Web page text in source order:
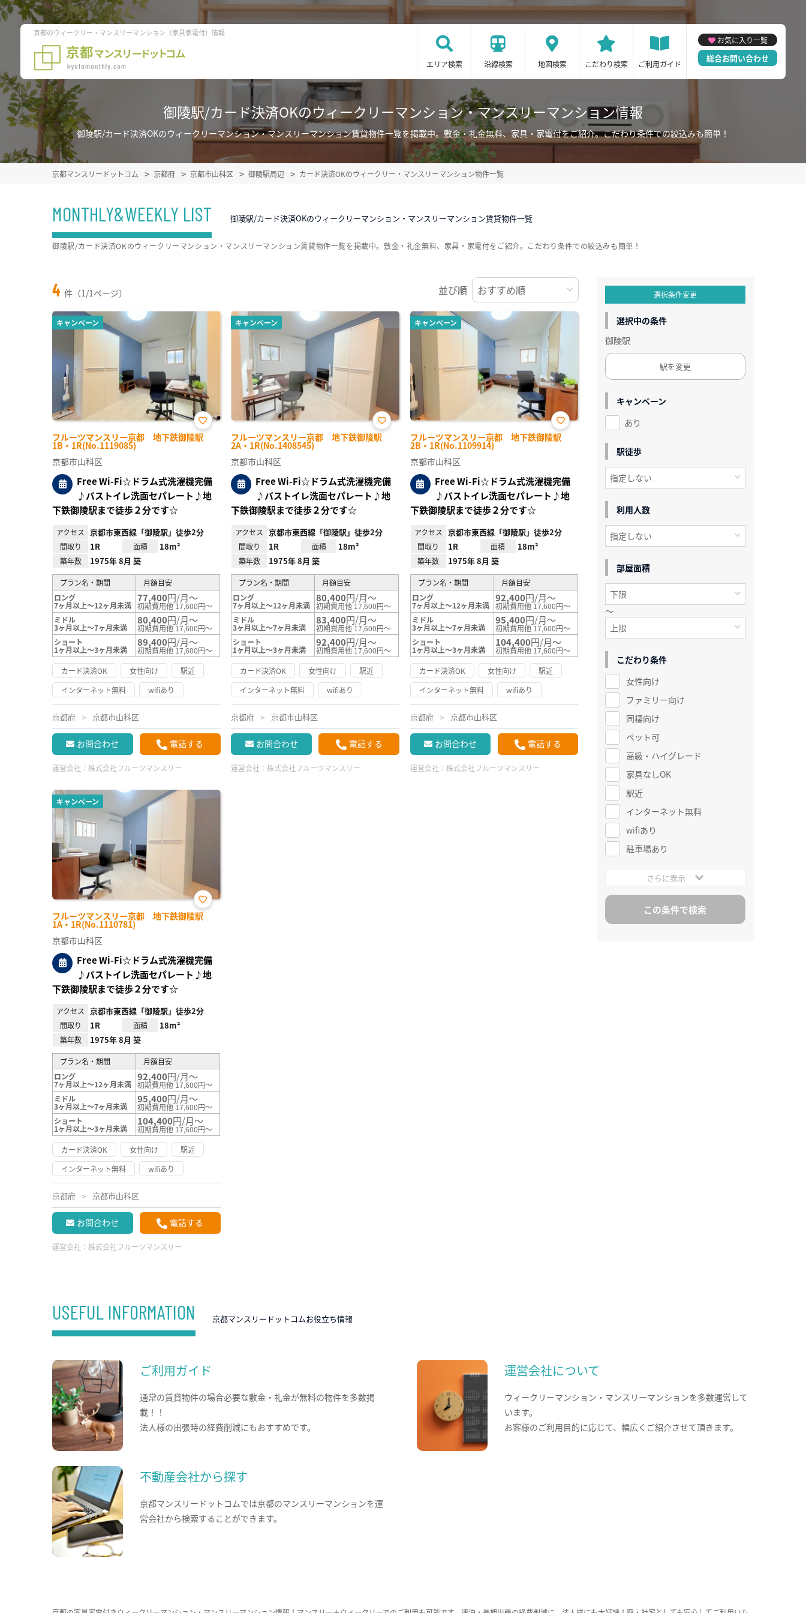
京都のウィークリー・マンスリーマンション（家具家電付）情報
エリア検索 沿線検索 地図検索 こだわり検索 ご利用ガイド
お気に入り一覧
総合お問い合わせ
御陵駅/カード決済OKのウィークリーマンション・マンスリーマンション情報
御陵駅/カード決済OKのウィークリーマンション・マンスリーマンション賃貸物件一覧を掲載中。敷金・礼金無料、家具・家電付をご紹介。こだわり条件での絞込みも簡単！
京都マンスリードットコム 京都府 京都市山科区 御陵駅周辺 カード決済OKのウィークリー・マンスリーマンション物件一覧
MONTHLY&WEEKLY LIST 御陵駅/カード決済OKのウィークリーマンション・マンスリーマンション賃貸物件一覧
4 件（1/1ページ） 並び順
キャンペーン
フルーツマンスリー京都 地下鉄御陵駅
1B・1R(No.1119085)
お気
に入
京都市山科区
Free Wi-Fi☆ドラム式洗濯機完備
♪バストイレ洗面セパレート♪地
下鉄御陵駅まで徒歩２分です☆
アクセス 京都市東西線「御陵駅」徒歩2分
間取り 1R 面積 18m²
築年数 1975年 8月 築
プラン名・期間
月額目安
ロング
7ヶ月以上～12ヶ月未満
77,400円/月～
初期費用他 17,600円～
ミドル
3ヶ月以上～7ヶ月未満
80,400円/月～
初期費用他 17,600円～
ショート
1ヶ月以上～3ヶ月未満
89,400円/月～
初期費用他 17,600円～
カード決済OK
女性向け
駅近
インターネット無料
wifiあり
京都府 京都市山科区
お問合わせ 電話する
運営会社： 株式会社フルーツマンスリー
キャンペーン
フルーツマンスリー京都 地下鉄御陵駅
2A・1R(No.1408545)
お気
に入
京都市山科区
Free Wi-Fi☆ドラム式洗濯機完備
♪バストイレ洗面セパレート♪地
下鉄御陵駅まで徒歩２分です☆
アクセス 京都市東西線「御陵駅」徒歩2分
間取り 1R 面積 18m²
築年数 1975年 8月 築
プラン名・期間
月額目安
ロング
7ヶ月以上～12ヶ月未満
80,400円/月～
初期費用他 17,600円～
ミドル
3ヶ月以上～7ヶ月未満
83,400円/月～
初期費用他 17,600円～
ショート
1ヶ月以上～3ヶ月未満
92,400円/月～
初期費用他 17,600円～
カード決済OK
女性向け
駅近
インターネット無料
wifiあり
京都府 京都市山科区
お問合わせ 電話する
運営会社：株式会社フルーツマンスリー
キャンペーン
フルーツマンスリー京都 地下鉄御陵駅
2B・1R(No.1109914)
お気
に入
京都市山科区
Free Wi-Fi☆ドラム式洗濯機完備
♪バストイレ洗面セパレート♪地
下鉄御陵駅まで徒歩２分です☆
アクセス 京都市東西線「御陵駅」徒歩2分
間取り 1R 面積 18m²
築年数 1975年 8月 築
プラン名・期間
月額目安
ロング
7ヶ月以上～12ヶ月未満
92,400円/月～
初期費用他 17,600円～
ミドル
3ヶ月以上～7ヶ月未満
95,400円/月～
初期費用他 17,600円～
ショート
1ヶ月以上～3ヶ月未満
104,400円/月～
初期費用他 17,600円～
カード決済OK
女性向け
駅近
インターネット無料
wifiあり
京都府 京都市山科区
お問合わせ 電話する
運営会社： 株式会社フルーツマンスリー
キャンペーン
フルーツマンスリー京都 地下鉄御陵駅
1A・1R(No.1110781)
お気
に入
京都市山科区
Free Wi-Fi☆ドラム式洗濯機完備
♪バストイレ洗面セパレート♪地
下鉄御陵駅まで徒歩２分です☆
アクセス 京都市東西線「御陵駅」徒歩2分
間取り 1R 面積 18m²
築年数 1975年 8月 築
プラン名・期間
月額目安
ロング
7ヶ月以上～12ヶ月未満
92,400円/月～
初期費用他 17,600円～
ミドル
3ヶ月以上～7ヶ月未満
95,400円/月～
初期費用他 17,600円～
ショート
1ヶ月以上～3ヶ月未満
104,400円/月～
初期費用他 17,600円～
カード決済OK
女性向け
駅近
インターネット無料
wifiあり
京都府 京都市山科区
お問合わせ 電話する
運営会社： 株式会社フルーツマンスリー
御陵駅/カード決済OKのウィークリーマンション・マンスリーマンション賃貸物件一覧を掲載中。敷金・礼金無料、家具・家電付をご紹介。こだわり条件での絞込みも簡単！
選択条件変更
選択中の条件
御陵駅
駅を変更
キャンペーン
あり
駅徒歩
利用人数
部屋面積
～
こだわり条件
女性向け
ファミリー向け
同棲向け
ペット可
高級・ハイグレード
家具なしOK
駅近
インターネット無料
wifiあり
駐車場あり
さらに表示
USEFUL INFORMATION 京都マンスリードットコムお役立ち情報
ご利用ガイド
通常の賃貸物件の場合必要な敷金・礼金が無料の物件を多数掲
載！！
法人様の出張時の経費削減にもおすすめです。
運営会社について
ウィークリーマンション・マンスリーマンションを多数運営して
います。
お客様のご利用目的に応じて、幅広くご紹介させて頂きます。
不動産会社から探す
京都マンスリードットコムでは京都のマンスリーマンションを運
営会社から検索することができます。